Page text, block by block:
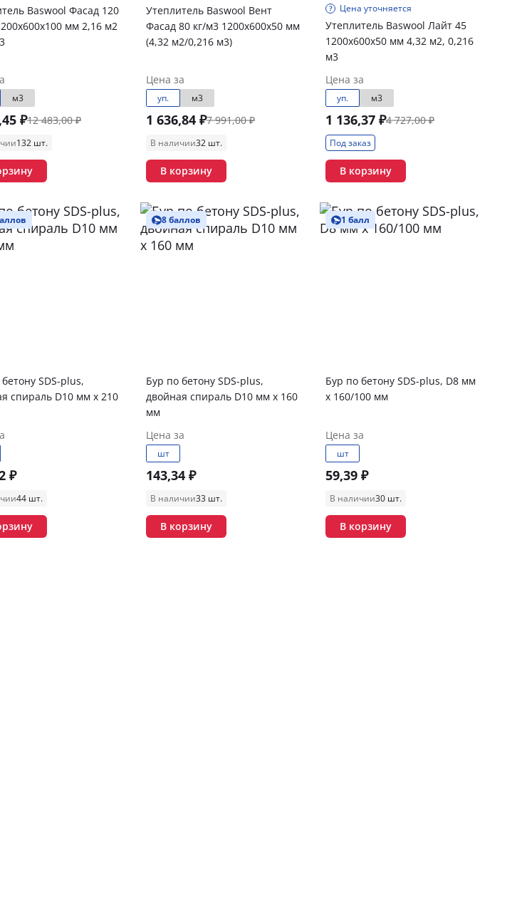
Baswool Фасад 120
мм 2,16 м2
м3
₽12 483,00 ₽
132 шт.
Утеплитель Baswool Вент
Фасад 80 кг/м3 1200х600х50 мм
(4,32 м2/0,216 м3)
Цена за
уп. м3
1 636,84 ₽7 991,00 ₽
В наличии32 шт.
В корзину
Цена уточняется
Утеплитель Baswool Лайт 45
1200х600х50 мм 4,32 м2, 0,216
м3
Цена за
уп. м3
1 136,37 ₽4 727,00 ₽
Под заказ
В корзину
SDS-plus,
спираль D10 мм x 210
₽
44 шт.
8 баллов
Бур по бетону SDS-plus,
двойная спираль D10 мм x 160
мм
Цена за
шт
143,34 ₽
В наличии33 шт.
В корзину
1 балл
Бур по бетону SDS-plus, D8 мм
x 160/100 мм
Цена за
шт
59,39 ₽
В наличии30 шт.
В корзину